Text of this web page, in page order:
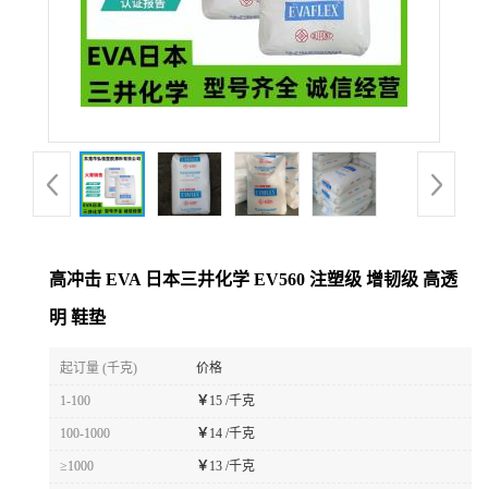
品
展
证
高冲击 EVA 日本三井化学 EV560 注塑级 增韧级 高透
明 鞋垫
起订量 (千克) 价格
1-100 ￥ 15 /千克
100-1000 ￥ 14 /千克
≥1000 ￥ 13 /千克